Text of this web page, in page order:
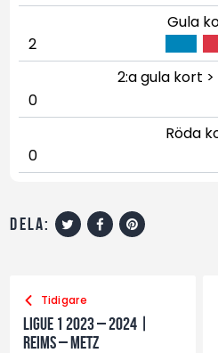
Gula
2
2:a gula kort
0
Röda
0
dela:
Tidigare
Ligue 1 2023 – 2024 |
Reims – Metz